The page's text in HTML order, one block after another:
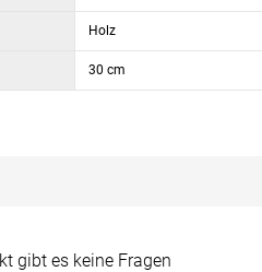
Holz
30 cm
gibt es keine Fragen